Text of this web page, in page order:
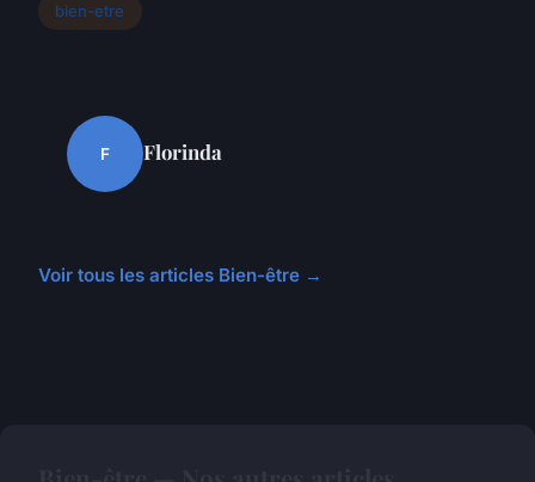
bien-etre
F Florinda
Voir tous les articles Bien-être →